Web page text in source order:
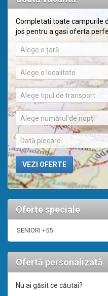
Completati toate campurile
jos pentru a gasi oferta
Alege o țară
Alege o localitate
Alege tipul de transport
Alege numărul de nopți
Oferte speciale
SENIORI +55
Ofertă personalizată
Nu ai găsit ce căutai?